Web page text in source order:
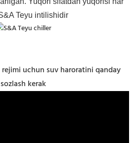
Teyu intilishidir
uchun suv haroratini qanday
sozlash kerak